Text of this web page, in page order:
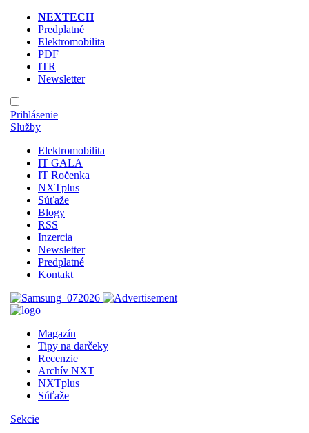
NEXTECH
Predplatné
Elektromobilita
PDF
ITR
Newsletter
Prihlásenie
Služby
Elektromobilita
IT GALA
IT Ročenka
NXTplus
Súťaže
Blogy
RSS
Inzercia
Newsletter
Predplatné
Kontakt
Magazín
Tipy na darčeky
Recenzie
Archív NXT
NXTplus
Súťaže
Sekcie